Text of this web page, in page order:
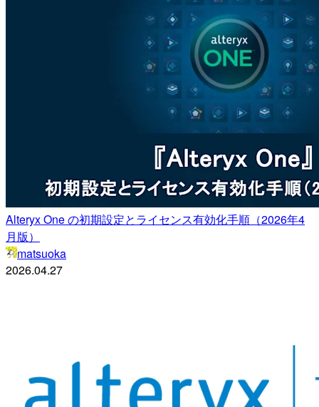
Alteryx One の初期設定とライセンス有効化手順（2026年4
月版）
matsuoka
2026.04.27